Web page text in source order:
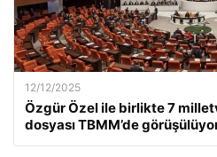
12/12/2025
Özgür Özel ile birlikte 7
dosyası TBMM’de